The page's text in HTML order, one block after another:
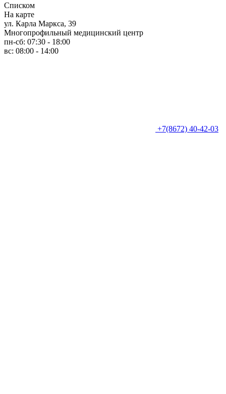
Списком
На карте
ул. Карла Маркса, 39
Многопрофильный медицинский центр
пн-сб: 07:30 - 18:00
вс: 08:00 - 14:00
+7(8672) 40-42-03